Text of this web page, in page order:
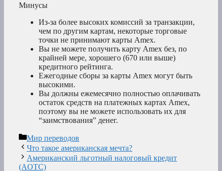
Минусы
Из-за более высоких комиссий за транзакции,
чем по другим картам, некоторые торговые
точки не принимают карты Amex.
Вы не можете получить карту Amex без, по
крайней мере, хорошего (670 или выше)
кредитного рейтинга.
Ежегодные сборы за карты Amex могут быть
высокими.
Вы должны ежемесячно полностью оплачивать
остаток средств на платежных картах Amex,
поэтому вы не можете использовать их для
“заимствования” денег.
Рубрики
Мир переводов
Что такое американская мечта?
Американский льготный налоговый кредит
(AOTC)